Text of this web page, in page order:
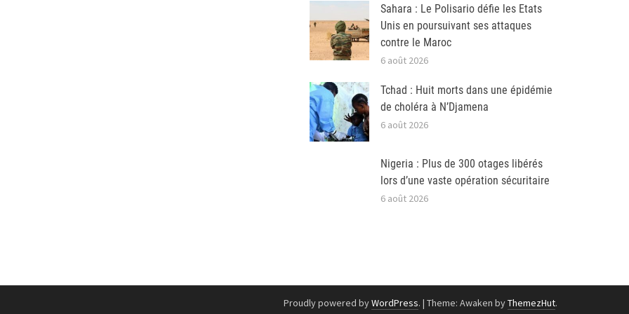
Sahara : Le Polisario défie les Etats
Unis en poursuivant ses attaques
contre le Maroc
6 août 2026
Tchad : Huit morts dans une épidémie
de choléra à N’Djamena
6 août 2026
Nigeria : Plus de 300 otages libérés
lors d’une vaste opération sécuritaire
6 août 2026
Proudly powered byWordPress. | Theme: Awaken byThemezHut.